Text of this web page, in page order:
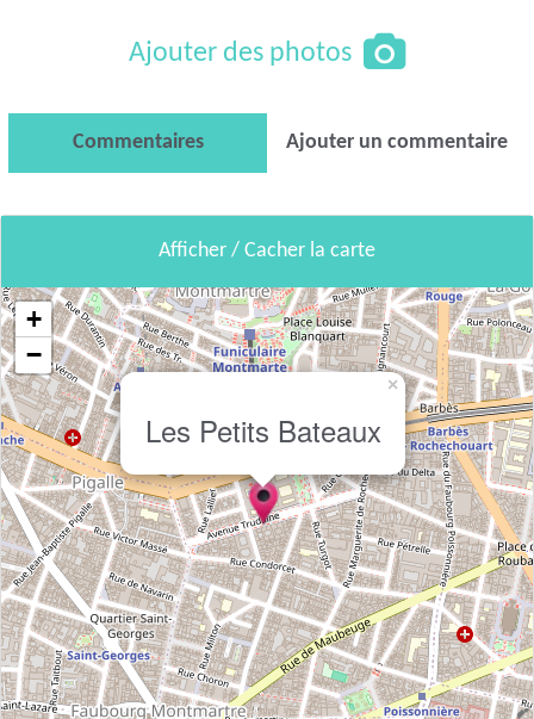
Ajouter des photos
Commentaires Ajouter un commentaire
Afficher / Cacher la carte
Les Petits Bateaux
×
+
−